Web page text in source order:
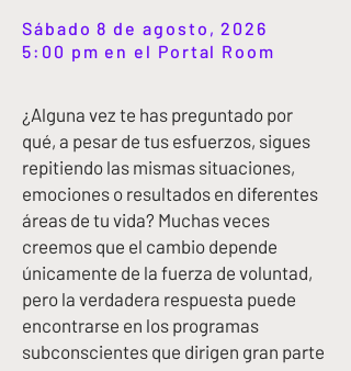
Sábado 8 de agosto, 2026
5:00 pm en el Portal Room
¿Alguna vez te has preguntado por
qué, a pesar de tus esfuerzos, sigues
repitiendo las mismas situaciones,
emociones o resultados en diferentes
áreas de tu vida? Muchas veces
creemos que el cambio depende
únicamente de la fuerza de voluntad,
pero la verdadera respuesta puede
encontrarse en los programas
subconscientes que dirigen gran parte